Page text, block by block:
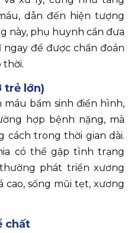
dẫn đến hiện tượng
này, phụ huynh cần đưa
để được chẩn đoán
thời.
trẻ lớn)
bẩm sinh điển hình,
hợp bệnh nặng, mà
cách trong thời gian dài.
có thể gặp tình trạng
phát triển xương
cao, sống mũi tẹt, xương
chất